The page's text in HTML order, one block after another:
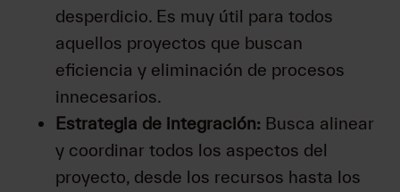
desperdicio. Es muy útil para todos
aquellos proyectos que buscan
eficiencia y eliminación de procesos
innecesarios.
Estrategia de integración: Busca alinear
y coordinar todos los aspectos del
proyecto, desde los recursos hasta los